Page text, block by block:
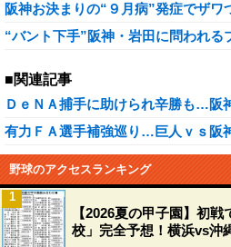
阪神お決まりの“９月病”発症でザワ
“バント下手”阪神・岩田に問われる
■関連記事
ＤｅＮＡ捕手に助けられ辛勝も…阪
有力ＦＡ選手補強巡り…巨人ｖｓ阪
野球のアクセスランキング
【2026夏の甲子園】初
校」完全予想！横浜vs沖
1